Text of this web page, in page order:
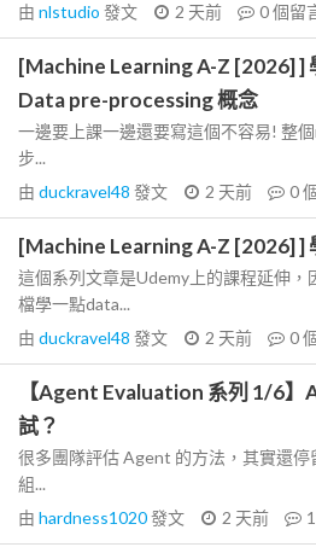
由 nlstudio 發文 2 天前 0個留
[Machine Learning A-Z [2026] ]
Data pre-processing 概念
一邊要上課一邊還要寫這個不容易! 整
步...
由 duckravel48 發文 2 天前 0
[Machine Learning A-Z [2026] ]
這個系列文章是Udemy上的課程延伸，
檔學一點data...
由 duckravel48 發文 2 天前 0
【Agent Evaluation 系列 1/6】
試？
很多團隊評估 Agent 的方法，其實還
組...
由 hardness1020發文 2 天前 1